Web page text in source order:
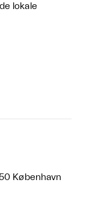
lokale
København